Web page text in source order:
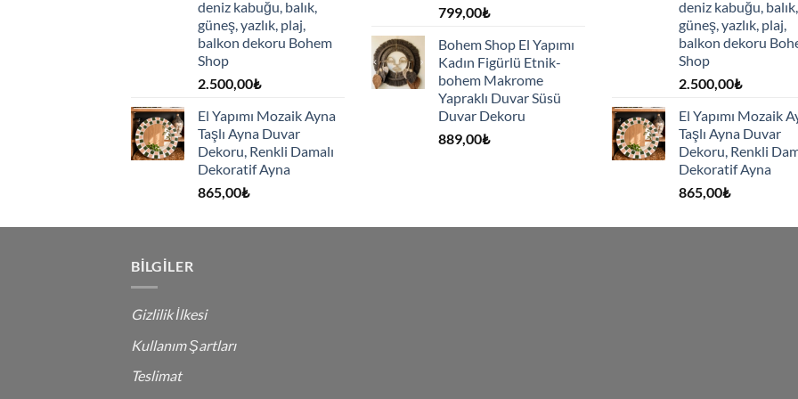
deniz kabuğu, balık,
güneş, yazlık, plaj,
balkon dekoru Bohem
Shop
2.500,00₺
El Yapımı Mozaik Ayna
Taşlı Ayna Duvar
Dekoru, Renkli Damalı
Dekoratif Ayna
865,00₺
799,00₺
Bohem Shop El Yapımı
Kadın Figürlü Etnik-
bohem Makrome
Yapraklı Duvar Süsü
Duvar Dekoru
889,00₺
deniz kabuğu, balık,
güneş, yazlık, plaj,
balkon dekoru
Shop
2.500,00₺
El Yapımı Mozaik
Taşlı Ayna Duvar
Dekoru, Renkli
Dekoratif Ayna
865,00₺
BILGILER
Gizlilik İlkesi
Kullanım Şartları
Teslimat